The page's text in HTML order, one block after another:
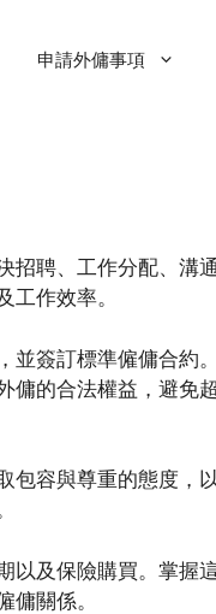
申請外傭事項
招聘、工作分配、溝
作效率。
並簽訂標準僱傭合約
傭的合法權益，避免
包容與尊重的態度，
以及保險購買。掌握
關係。